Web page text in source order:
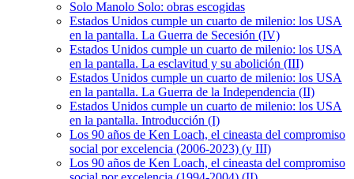
Solo Manolo Solo: obras escogidas
Estados Unidos cumple un cuarto de milenio: los USA
en la pantalla. La Guerra de Secesión (IV)
Estados Unidos cumple un cuarto de milenio: los USA
en la pantalla. La esclavitud y su abolición (III)
Estados Unidos cumple un cuarto de milenio: los USA
en la pantalla. La Guerra de la Independencia (II)
Estados Unidos cumple un cuarto de milenio: los USA
en la pantalla. Introducción (I)
Los 90 años de Ken Loach, el cineasta del compromiso
social por excelencia (2006-2023) (y III)
Los 90 años de Ken Loach, el cineasta del compromiso